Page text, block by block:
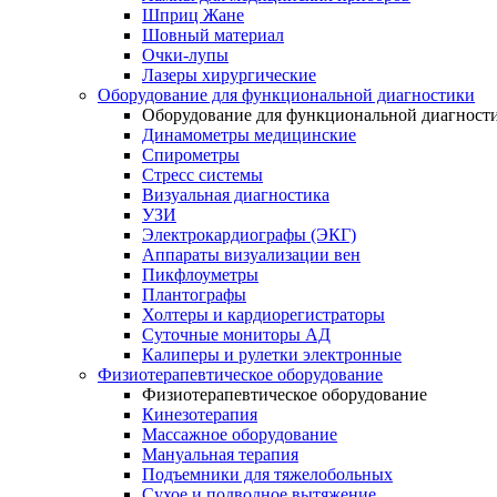
Шприц Жане
Шовный материал
Очки-лупы
Лазеры хирургические
Оборудование для функциональной диагностики
Оборудование для функциональной
Динамометры медицинские
Спирометры
Стресс системы
Визуальная диагностика
УЗИ
Электрокардиографы (ЭКГ)
Аппараты визуализации вен
Пикфлоуметры
Плантографы
Холтеры и кардиорегистраторы
Суточные мониторы АД
Калиперы и рулетки электронные
Физиотерапевтическое оборудование
Физиотерапевтическое оборудование
Кинезотерапия
Массажное оборудование
Мануальная терапия
Подъемники для тяжелобольных